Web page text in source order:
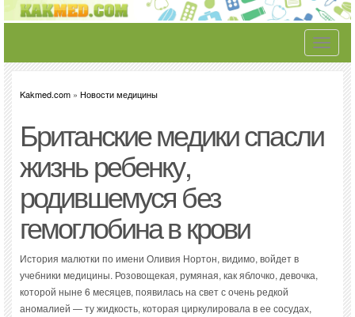
Toggle
Kakmed.com » Новости медицины
Британские медики спасли
жизнь ребенку,
родившемуся без
гемоглобина в крови
История малютки по имени Оливия Нортон, видимо, войдет в
учебники медицины. Розовощекая, румяная, как яблочко, девочка,
которой ныне 6 месяцев, появилась на свет с очень редкой
аномалией — ту жидкость, которая циркулировала в ее сосудах,